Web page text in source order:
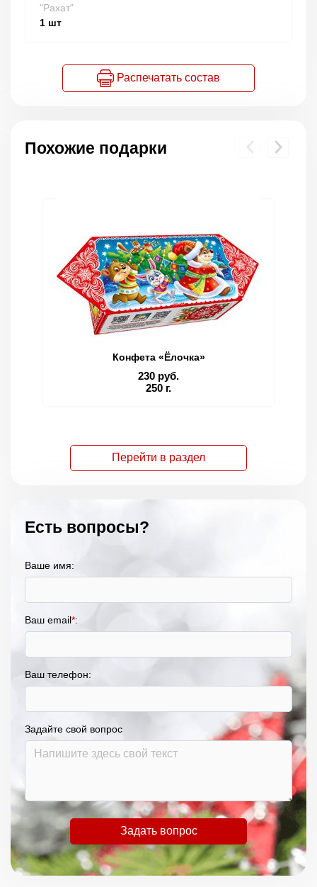
"Рахат"
1 шт
Распечатать состав
Похожие подарки
Конфета «Ёлочка»
230 руб.
250 г.
Перейти в раздел
Есть вопросы?
Ваше имя:
Ваш email*:
Ваш телефон:
Задайте свой вопрос
Задать вопрос